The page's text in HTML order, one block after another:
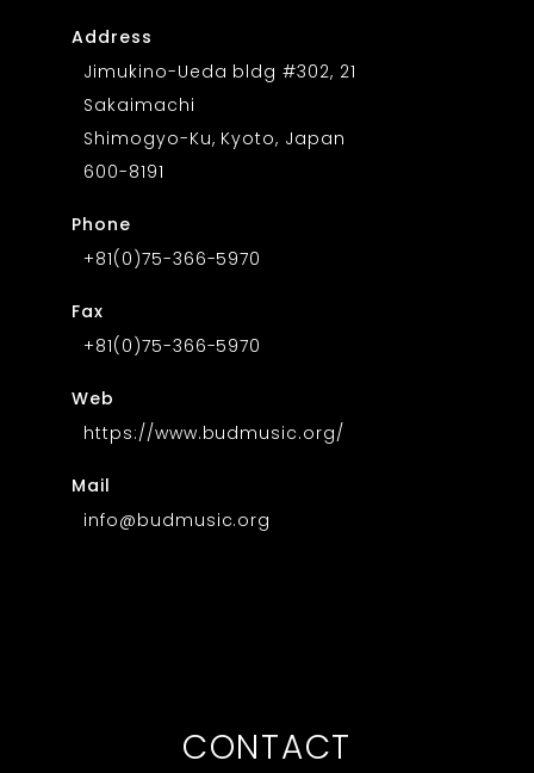
Address
Jimukino-Ueda bldg #302, 21
Sakaimachi
Shimogyo-Ku, Kyoto, Japan
600-8191
Phone
+81(0)75-366-5970
Fax
+81(0)75-366-5970
Web
https://www.budmusic.org/
Mail
info@budmusic.org
CONTACT